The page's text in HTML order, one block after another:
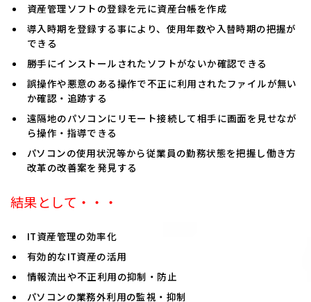
資産管理ソフトの登録を元に資産台帳を作成
導入時期を登録する事により、使用年数や入替時期の把握が
できる
勝手にインストールされたソフトがないか確認できる
誤操作や悪意のある操作で不正に利用されたファイルが無い
か確認・追跡する
遠隔地のパソコンにリモート接続して相手に画面を見せなが
ら操作・指導できる
パソコンの使用状況等から従業員の勤務状態を把握し働き方
改革の改善案を発見する
結果として・・・
IT資産管理の効率化
有効的なIT資産の活用
情報流出や不正利用の抑制・防止
パソコンの業務外利用の監視・抑制